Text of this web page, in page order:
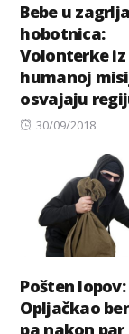
Bebe u
hobotnica:
Volonterke iz
humanoj
osvajaju
Posted
30/09/2018
Pošten lopov:
Opljačkao
pa nakon